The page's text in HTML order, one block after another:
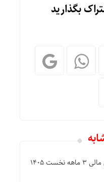
بگذارید
بررسی صورت‌های مالی 3 ماهه نخست 1405